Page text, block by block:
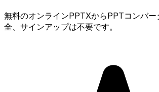
無料のオンラインPPTXからPPTコンバー
全、サインアップは不要です。